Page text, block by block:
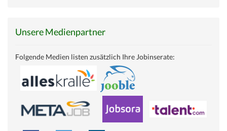
Unsere Medienpartner
Folgende Medien listen zusätzlich Ihre Jobinserate: